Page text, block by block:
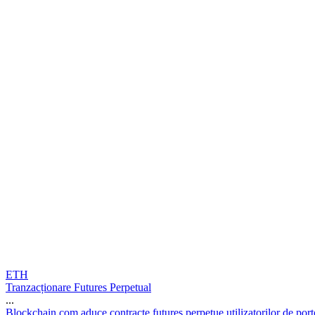
ETH
Tranzacționare Futures Perpetual
...
Blockchain.com aduce contracte futures perpetue utilizatorilor de port